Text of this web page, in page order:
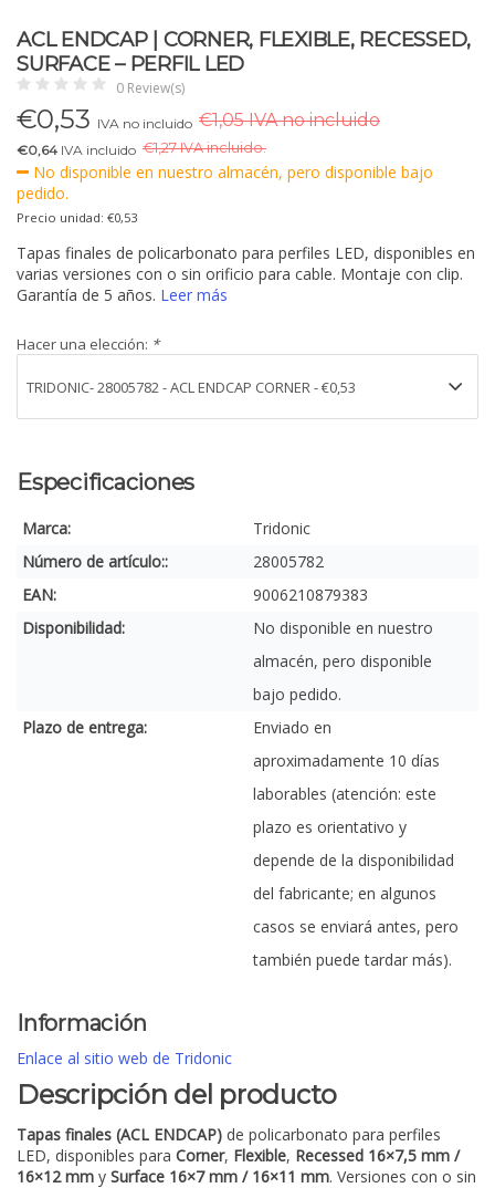
ACL ENDCAP | CORNER, FLEXIBLE, RECESSED,
SURFACE – PERFIL LED
0 Review(s)
€0,53 IVA no incluido €1,05 IVA no incluido
€0,64 IVA incluido €1,27 IVA incluido.
No disponible en nuestro almacén, pero disponible bajo
pedido.
Precio unidad: €0,53
Tapas finales de policarbonato para perfiles LED, disponibles en
varias versiones con o sin orificio para cable. Montaje con clip.
Garantía de 5 años. Leer más
Hacer una elección: *
Especificaciones
Marca:
Tridonic
Número de artículo::
28005782
EAN:
9006210879383
Disponibilidad:
No disponible en nuestro
almacén, pero disponible
bajo pedido.
Plazo de entrega:
Enviado en
aproximadamente 10 días
laborables (atención: este
plazo es orientativo y
depende de la disponibilidad
del fabricante; en algunos
casos se enviará antes, pero
también puede tardar más).
Información
Enlace al sitio web de Tridonic
Descripción del producto
Tapas finales (ACL ENDCAP) de policarbonato para perfiles
LED, disponibles para Corner, Flexible, Recessed 16×7,5 mm /
16×12 mm y Surface 16×7 mm / 16×11 mm. Versiones con o sin